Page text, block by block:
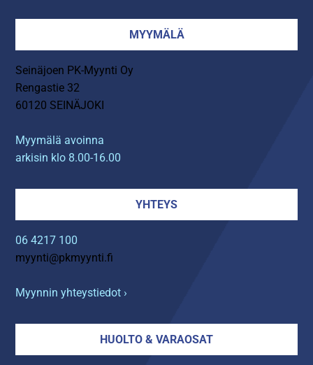
MYYMÄLÄ
Seinäjoen PK-Myynti Oy
Rengastie 32
60120 SEINÄJOKI
Myymälä avoinna
arkisin klo 8.00-16.00
YHTEYS
06 4217 100
myynti@pkmyynti.fi
Myynnin yhteystiedot ›
HUOLTO & VARAOSAT